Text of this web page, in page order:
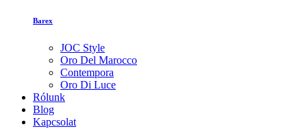
Barex
JOC Style
Oro Del Marocco
Contempora
Oro Di Luce
Rólunk
Blog
Kapcsolat